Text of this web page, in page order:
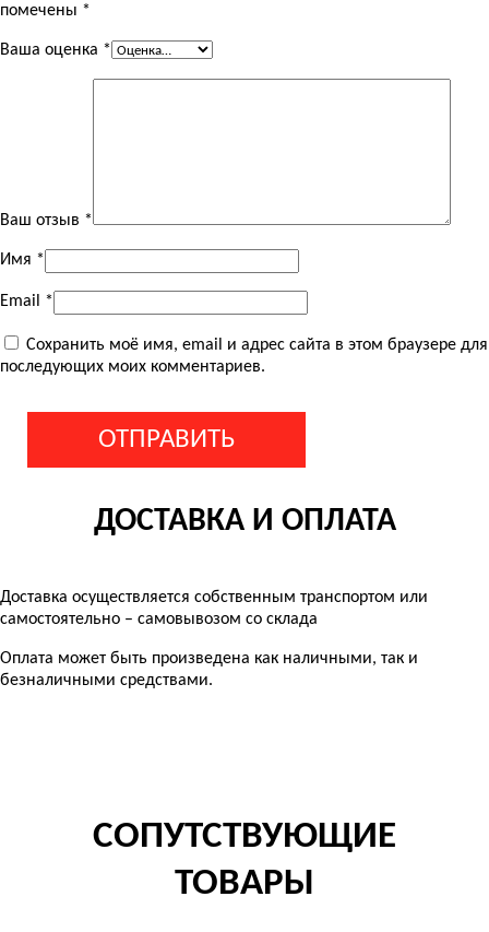
помечены *
Ваша оценка *
Ваш отзыв *
Имя *
Email *
Сохранить моё имя, email и адрес сайта в этом браузере для
последующих моих комментариев.
ДОСТАВКА И ОПЛАТА
Доставка осуществляется собственным транспортом или
самостоятельно – самовывозом со склада
Оплата может быть произведена как наличными, так и
безналичными средствами.
СОПУТСТВУЮЩИЕ
ТОВАРЫ